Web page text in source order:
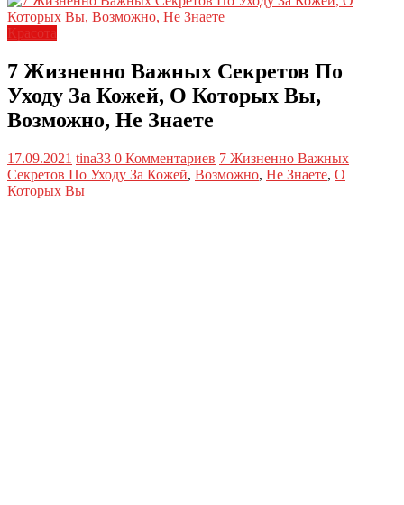
Красота
7 Жизненно Важных Секретов По
Уходу За Кожей, О Которых Вы,
Возможно, Не Знаете
17.09.2021 tina33 0 Комментариев 7 Жизненно Важных
Секретов По Уходу За Кожей, Возможно, Не Знаете, О
Которых Вы